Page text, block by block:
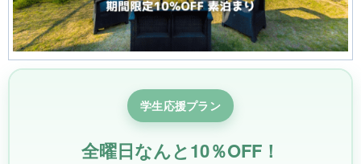
学生応援プラン
全曜日なんと10％OFF！